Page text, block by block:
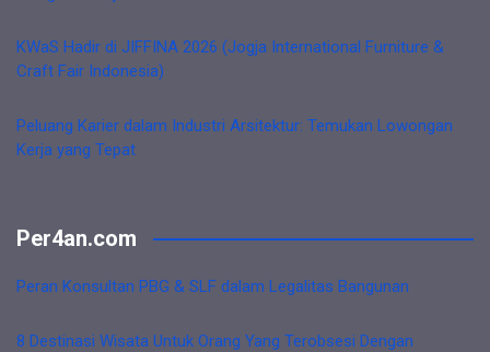
KWaS Hadir di JIFFINA 2026 (Jogja International Furniture &
Craft Fair Indonesia)
Peluang Karier dalam Industri Arsitektur: Temukan Lowongan
Kerja yang Tepat
Per4an.com
Peran Konsultan PBG & SLF dalam Legalitas Bangunan
8 Destinasi Wisata Untuk Orang Yang Terobsesi Dengan